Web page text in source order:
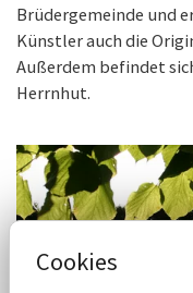
Brüdergemeinde und
Künstler auch die
Außerdem befindet
Herrnhut.
Cookies